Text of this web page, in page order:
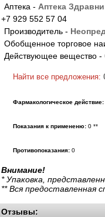
Аптека - Аптека
+7 929 552 57 04
Производитель -
Обобщенное торговое
Действующее вещество -
Найти все предложения:
Фармакологическое действие:
Показания к примененю: 0 **
Противопоказания: 0
Внимание!
* Упаковка,
** Вся предоставленная
Отзывы: